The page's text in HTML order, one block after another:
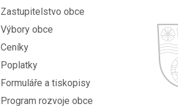
Zastupitelstvo obce
Výbory obce
Ceníky
Poplatky
Formuláře a tiskopisy
Program rozvoje obce